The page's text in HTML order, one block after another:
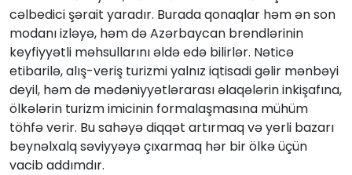
cəlbedici şərait yaradır. Burada qonaqlar həm ən son
modanı izləyə, həm də Azərbaycan brendlərinin
keyfiyyətli məhsullarını əldə edə bilirlər. Nəticə
etibarilə, alış-veriş turizmi yalnız iqtisadi gəlir mənbəyi
deyil, həm də mədəniyyətlərarası əlaqələrin inkişafına,
ölkələrin turizm imicinin formalaşmasına mühüm
töhfə verir. Bu sahəyə diqqət artırmaq və yerli bazarı
beynəlxalq səviyyəyə çıxarmaq hər bir ölkə üçün
vacib addımdır.